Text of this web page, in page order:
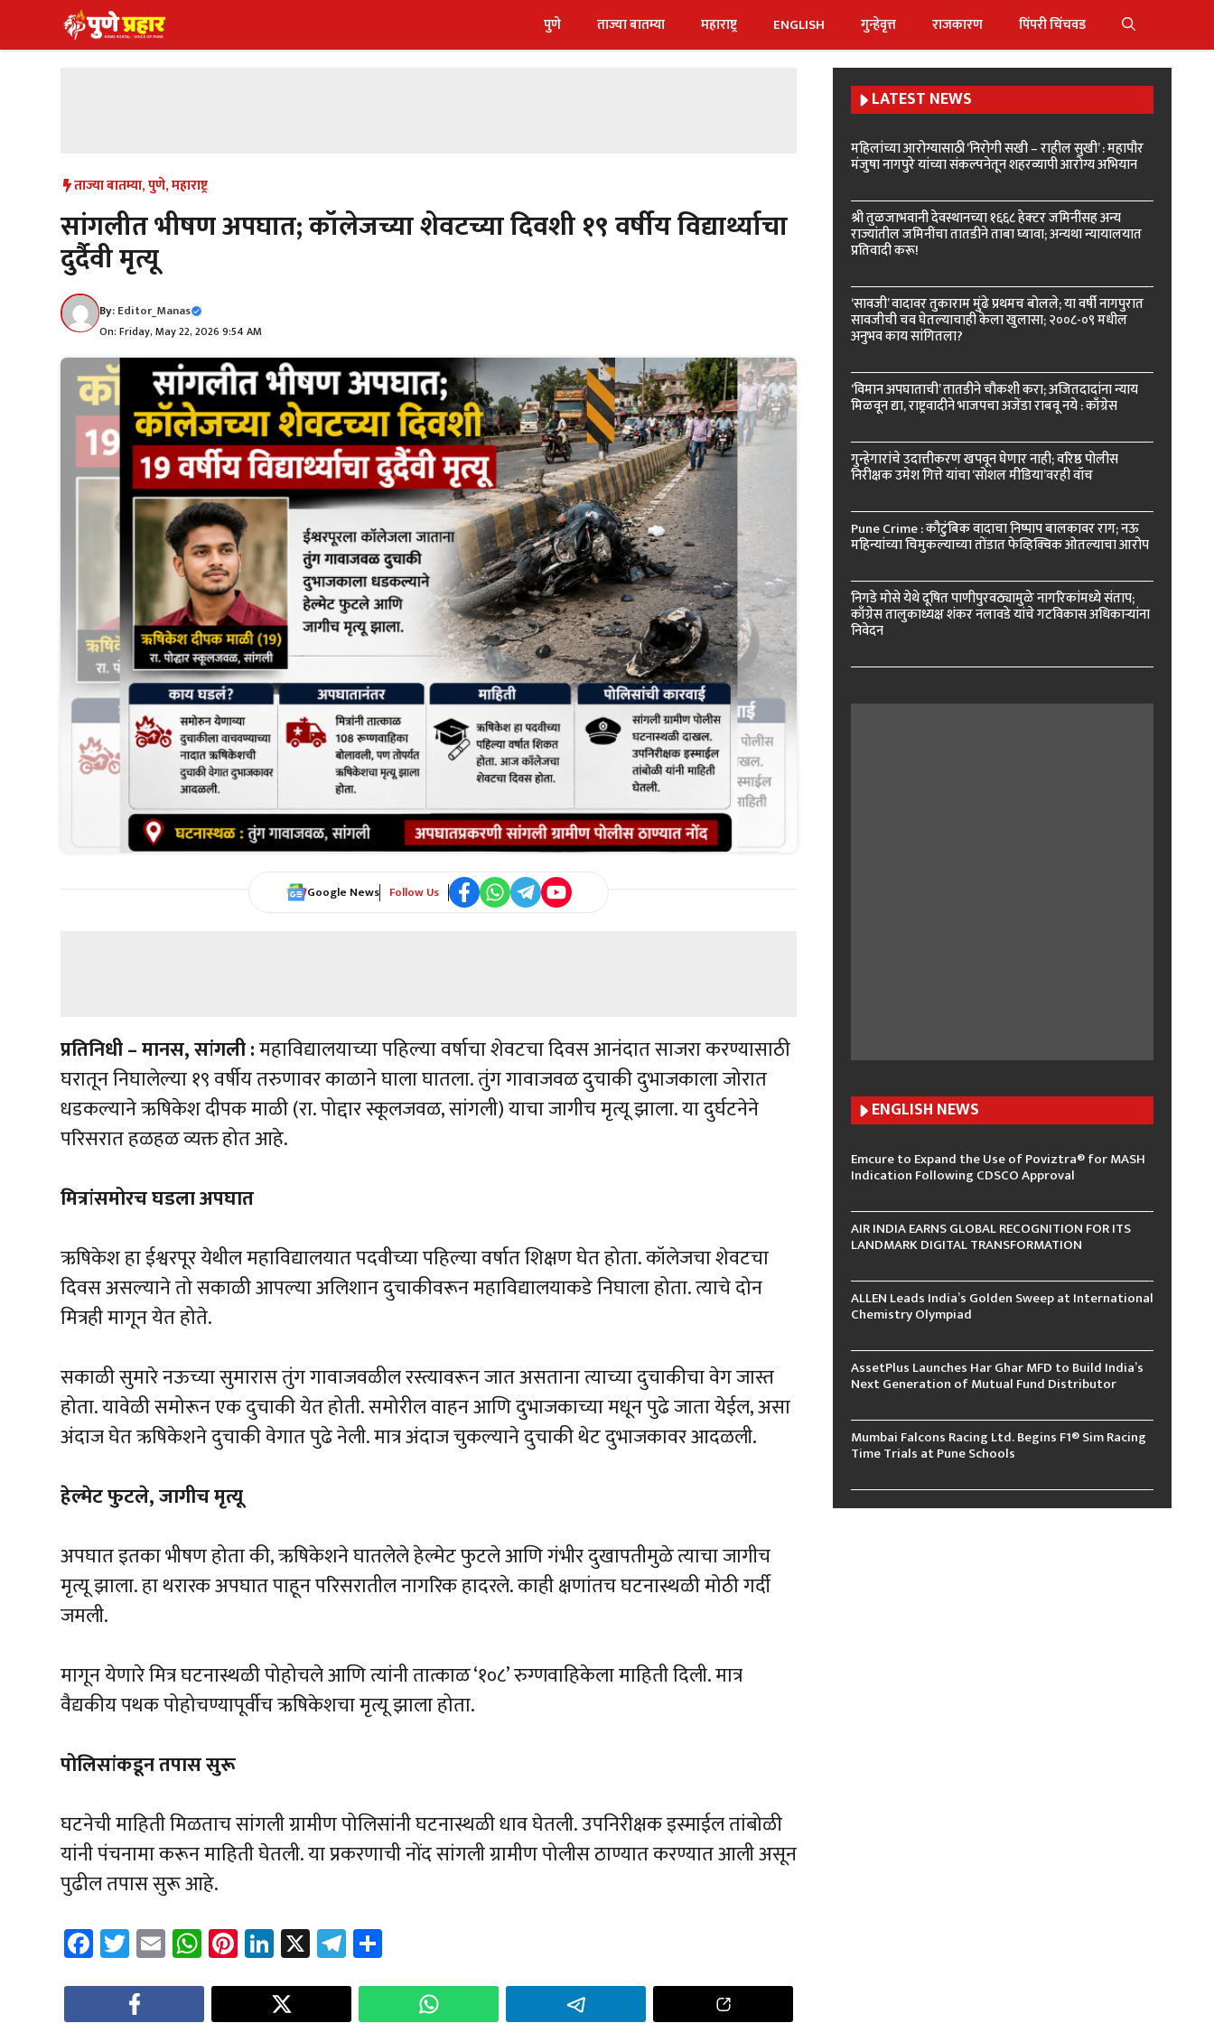
to
पुणे ताज्या बातम्या महाराष्ट्र ENGLISH गुन्हेवृत्त राजकारण पिंपरी चिंचवड
ताज्या बातम्या,पुणे,महाराष्ट्र
सांगलीत भीषण अपघात; कॉलेजच्या शेवटच्या दिवशी १९ वर्षीय विद्यार्थ्याचा
दुर्दैवी मृत्यू
By:Editor_Manas
On: Friday, May 22, 2026 9:54 AM
Google News Follow Us
प्रतिनिधी – मानस, सांगली :महाविद्यालयाच्या पहिल्या वर्षाचा शेवटचा दिवस आनंदात साजरा करण्यासाठी
घरातून निघालेल्या १९ वर्षीय तरुणावर काळाने घाला घातला. तुंग गावाजवळ दुचाकी दुभाजकाला जोरात
धडकल्याने ऋषिकेश दीपक माळी (रा. पोद्दार स्कूलजवळ, सांगली) याचा जागीच मृत्यू झाला. या दुर्घटनेने
परिसरात हळहळ व्यक्त होत आहे.
मित्रांसमोरच घडला अपघात
ऋषिकेश हा ईश्वरपूर येथील महाविद्यालयात पदवीच्या पहिल्या वर्षात शिक्षण घेत होता. कॉलेजचा शेवटचा
दिवस असल्याने तो सकाळी आपल्या अलिशान दुचाकीवरून महाविद्यालयाकडे निघाला होता. त्याचे दोन
मित्रही मागून येत होते.
सकाळी सुमारे नऊच्या सुमारास तुंग गावाजवळील रस्त्यावरून जात असताना त्याच्या दुचाकीचा वेग जास्त
होता. यावेळी समोरून एक दुचाकी येत होती. समोरील वाहन आणि दुभाजकाच्या मधून पुढे जाता येईल, असा
अंदाज घेत ऋषिकेशने दुचाकी वेगात पुढे नेली. मात्र अंदाज चुकल्याने दुचाकी थेट दुभाजकावर आदळली.
हेल्मेट फुटले, जागीच मृत्यू
अपघात इतका भीषण होता की, ऋषिकेशने घातलेले हेल्मेट फुटले आणि गंभीर दुखापतीमुळे त्याचा जागीच
मृत्यू झाला. हा थरारक अपघात पाहून परिसरातील नागरिक हादरले. काही क्षणांतच घटनास्थळी मोठी गर्दी
जमली.
मागून येणारे मित्र घटनास्थळी पोहोचले आणि त्यांनी तात्काळ ‘१०८’ रुग्णवाहिकेला माहिती दिली. मात्र
वैद्यकीय पथक पोहोचण्यापूर्वीच ऋषिकेशचा मृत्यू झाला होता.
पोलिसांकडून तपास सुरू
घटनेची माहिती मिळताच सांगली ग्रामीण पोलिसांनी घटनास्थळी धाव घेतली. उपनिरीक्षक इस्माईल तांबोळी
यांनी पंचनामा करून माहिती घेतली. या प्रकरणाची नोंद सांगली ग्रामीण पोलीस ठाण्यात करण्यात आली असून
पुढील तपास सुरू आहे.
Fa
ce
b
T
wi
tt
E
m
ail
W
h
at
Pi
nt
er
Li
nk
e
X Te
le
gr e
LATEST NEWS
महिलांच्या आरोग्यासाठी ‘निरोगी सखी – राहील सुखी’ : महापौर
मंजुषा नागपुरे यांच्या संकल्पनेतून शहरव्यापी आरोग्य अभियान
श्री तुळजाभवानी देवस्थानच्या १६६८ हेक्टर जमिनींसह अन्य
राज्यांतील जमिनींचा तातडीने ताबा घ्यावा; अन्यथा न्यायालयात
प्रतिवादी करू!
‘सावजी’ वादावर तुकाराम मुंढे प्रथमच बोलले; या वर्षी नागपुरात
सावजीची चव घेतल्याचाही केला खुलासा; २००८-०९ मधील
अनुभव काय सांगितला?
‘विमान अपघाताची’ तातडीने चौकशी करा; अजितदादांना न्याय
मिळवून द्या, राष्ट्रवादीने भाजपचा अजेंडा राबवू नये : काँग्रेस
गुन्हेगारांचे उदात्तीकरण खपवून घेणार नाही; वरिष्ठ पोलीस
निरीक्षक उमेश गित्ते यांचा ‘सोशल मीडिया’वरही वॉच
Pune Crime : कौटुंबिक वादाचा निष्पाप बालकावर राग; नऊ
महिन्यांच्या चिमुकल्याच्या तोंडात फेव्हिक्विक ओतल्याचा आरोप
निगडे मोसे येथे दूषित पाणीपुरवठ्यामुळे नागरिकांमध्ये संताप;
काँग्रेस तालुकाध्यक्ष शंकर नलावडे यांचे गटविकास अधिकाऱ्यांना
निवेदन
ENGLISH NEWS
Emcure to Expand the Use of Poviztra® for MASH
Indication Following CDSCO Approval
AIR INDIA EARNS GLOBAL RECOGNITION FOR ITS
LANDMARK DIGITAL TRANSFORMATION
ALLEN Leads India’s Golden Sweep at International
Chemistry Olympiad
AssetPlus Launches Har Ghar MFD to Build India’s
Next Generation of Mutual Fund Distributor
Mumbai Falcons Racing Ltd. Begins F1® Sim Racing
Time Trials at Pune Schools